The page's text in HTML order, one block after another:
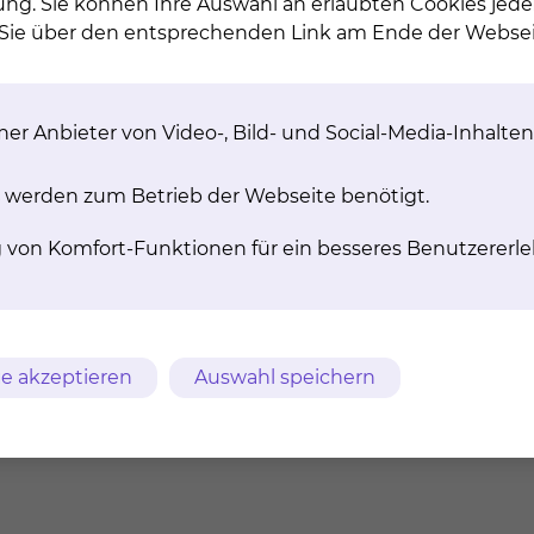
ist eine Form
Nähe des zu
mit Hilfe von
platziert wird.
Be­strah­lung
aufwendige
der Strahlentherapie.
mehr
über den entsprechenden Link am Ende der
Anbieter von Video-, Bild- und Social-Media-
werden zum Betrieb der Webseite benötigt.
Komfort-Funktionen für ein besseres
akzeptieren Auswahl speichern